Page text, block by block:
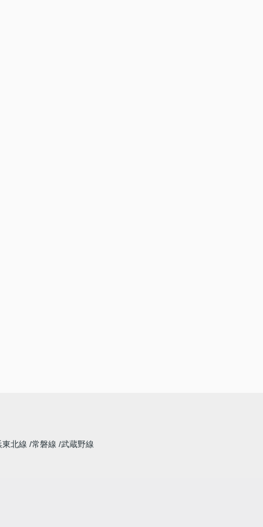
東北線 常磐線 武蔵野線